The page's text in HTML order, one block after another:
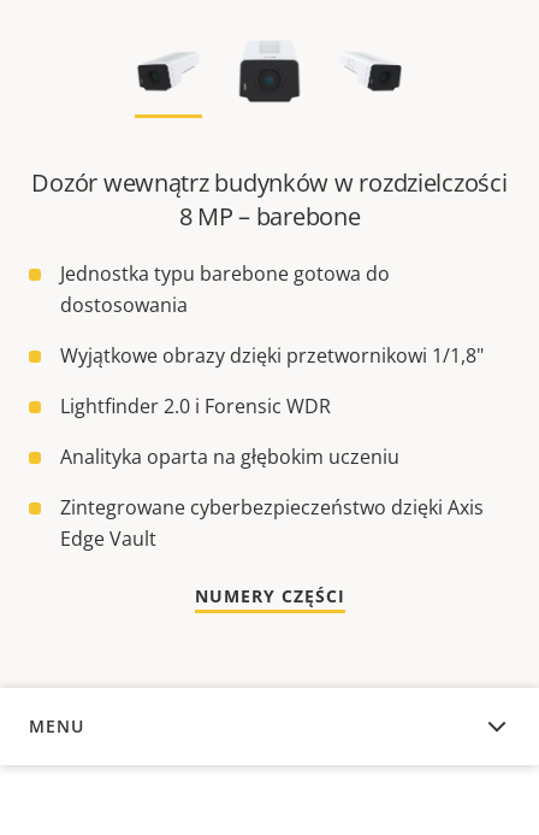
Dozór wewnątrz budynków w rozdzielczości
8 MP – barebone
Jednostka typu barebone gotowa do
dostosowania
Wyjątkowe obrazy dzięki przetwornikowi 1/1,8"
Lightfinder 2.0 i Forensic WDR
Analityka oparta na głębokim uczeniu
Zintegrowane cyberbezpieczeństwo dzięki Axis
Edge Vault
NUMERY CZĘŚCI
MENU
INFORMACJE OGÓLNE